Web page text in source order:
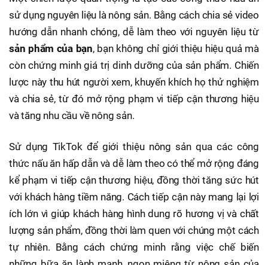
sử dụng nguyên liệu là nông sản. Bằng cách chia sẻ video
hướng dẫn nhanh chóng, dễ làm theo với nguyên liệu từ
sản phẩm của bạn, bạn không chỉ giới thiệu hiệu quả mà
còn chứng minh giá trị dinh dưỡng của sản phẩm. Chiến
lược này thu hút người xem, khuyến khích họ thử nghiệm
và chia sẻ, từ đó mở rộng phạm vi tiếp cận thương hiệu
và tăng nhu cầu về nông sản.
Sử dụng TikTok để giới thiệu nông sản qua các công
thức nấu ăn hấp dẫn và dễ làm theo có thể mở rộng đáng
kể phạm vi tiếp cận thương hiệu, đồng thời tăng sức hút
với khách hàng tiềm năng. Cách tiếp cận này mang lại lợi
ích lớn vì giúp khách hàng hình dung rõ hương vị và chất
lượng sản phẩm, đồng thời làm quen với chúng một cách
tự nhiên. Bằng cách chứng minh rằng việc chế biến